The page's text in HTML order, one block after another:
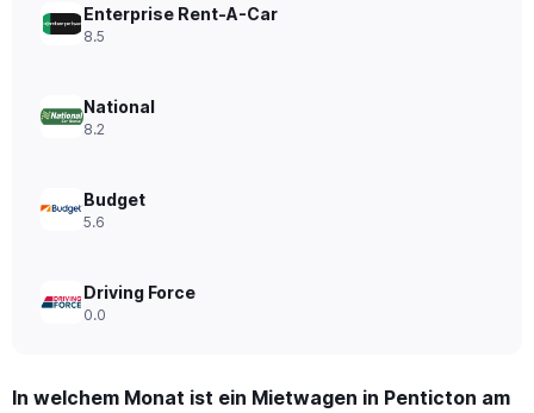
axis
displaying
0
to
Enterprise Rent-A-Car
8.5
National
8.2
Budget
5.6
Driving Force
0.0
In welchem Monat ist ein Mietwagen in Penticton am